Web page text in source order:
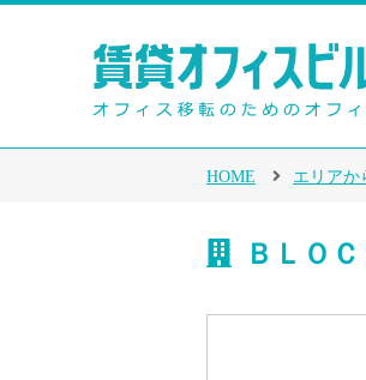
HOME エリアか
ＢＬＯ